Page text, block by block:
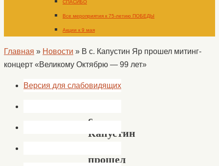
СПАСИБО
Все мероприятия к 75-летию ПОБЕДЫ
Акции к 9 мая
Главная » Новости » В с. Капустин Яр прошел митинг-
концерт «Великому Октябрю — 99 лет»
с.
Капустин
прошел
Версия для слабовидящих